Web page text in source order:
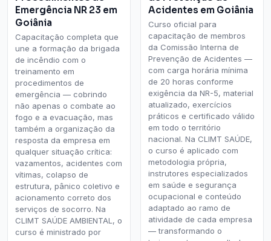
Emergência NR 23 em
Goiânia
Capacitação completa que
une a formação da brigada
de incêndio com o
treinamento em
procedimentos de
emergência — cobrindo
não apenas o combate ao
fogo e a evacuação, mas
também a organização da
resposta da empresa em
qualquer situação crítica:
vazamentos, acidentes com
vítimas, colapso de
estrutura, pânico coletivo e
acionamento correto dos
serviços de socorro. Na
CLIMT SAÚDE AMBIENTAL, o
curso é ministrado por
Acidentes em Goiânia
Curso oficial para
capacitação de membros
da Comissão Interna de
Prevenção de Acidentes —
com carga horária mínima
de 20 horas conforme
exigência da NR-5, material
atualizado, exercícios
práticos e certificado válido
em todo o território
nacional. Na CLIMT SAÚDE,
o curso é aplicado com
metodologia própria,
instrutores especializados
em saúde e segurança
ocupacional e conteúdo
adaptado ao ramo de
atividade de cada empresa
— transformando o